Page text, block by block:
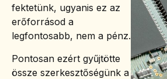
fektetünk, ugyanis ez az
erőforrásod a
legfontosabb, nem a pénz.
Pontosan ezért gyűjtötte
össze szerkesztőségünk a